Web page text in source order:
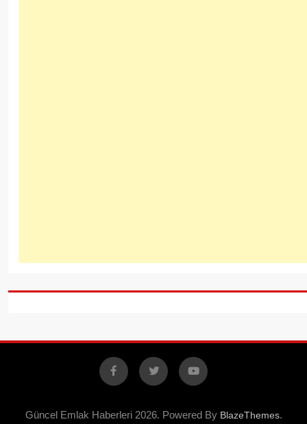
Facebook
X YouTube
Güncel Emlak Haberleri 2026. Powered By BlazeThemes.